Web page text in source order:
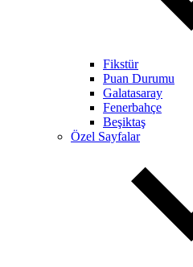
Fikstür
Puan Durumu
Galatasaray
Fenerbahçe
Beşiktaş
Özel Sayfalar